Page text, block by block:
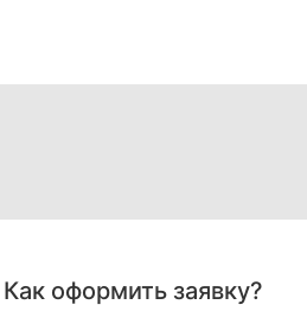
Как оформить заявку?